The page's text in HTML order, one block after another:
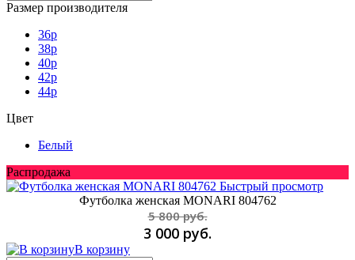
Размер производителя
36р
38p
40p
42p
44p
Цвет
Белый
Распродажа
Быстрый просмотр
Футболка женская MONARI 804762
5 800 руб.
3 000 руб.
В корзину